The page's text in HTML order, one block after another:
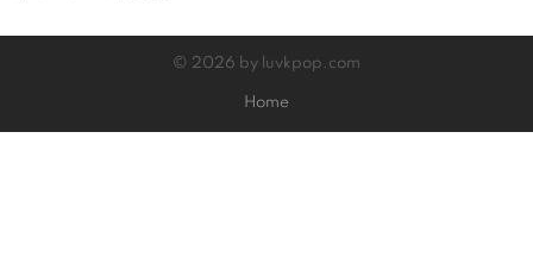
© 2026 by luvkpop.com
Home